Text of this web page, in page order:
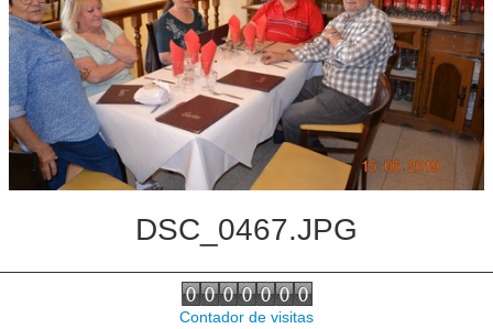
Sistemas Digitales
Noticias de interés
Contacto
DSC_0467.JPG
Contador de visitas